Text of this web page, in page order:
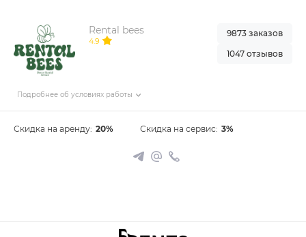
Rental bees
4.9
Подробнее об условиях работы
9873 заказов
1047 отзывов
Скидка на аренду: 20% Скидка на сервис: 3%